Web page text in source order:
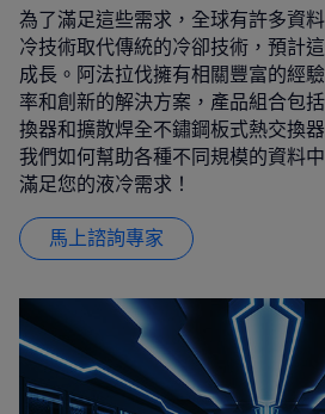
為了滿足這些需求，全球有許多資
冷技術取代傳統的冷卻技術，預計
成長。阿法拉伐擁有相關豐富的經
率和創新的解決方案，產品組合包
換器和擴散焊全不鏽鋼板式熱交換
我們如何幫助各種不同規模的資料
滿足您的液冷需求！
馬上諮詢專家